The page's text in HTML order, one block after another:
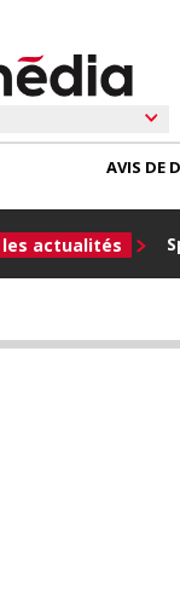
actualités
AVIS DE